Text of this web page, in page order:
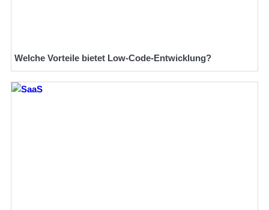
Welche Vorteile bietet Low-Code-Entwicklung?